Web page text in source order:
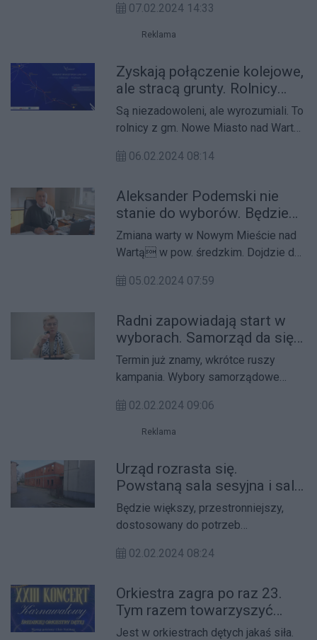
Rolnicy przygotowują się do
kolejnego protestu.
07.02.2024 14:33
Reklama
Zyskają połączenie kolejowe,
ale stracą grunty. Rolnicy
mają dylemat
Są niezadowoleni, ale wyrozumiali. To
rolnicy z gm. Nowe Miasto nad Wartą
zostać wywłaszczone pod budowę
06.02.2024 08:14
Aleksander Podemski nie
stanie do wyborów. Będzie
nowy wójt
Zmiana warty w Nowym Mieście nad
Wartą w pow. średzkim. Dojdzie do
05.02.2024 07:59
Radni zapowiadają start w
wyborach. Samorząd da się
lubić
Termin już znamy, wkrótce ruszy
kampania. Wybory samorządowe
powiatowi ze Środy Wielkopolskiej
decyzję o starcie już podjęli.
02.02.2024 09:06
Reklama
Urząd rozrasta się.
Powstaną sala sesyjna i sala
ślubów
Będzie większy, przestronniejszy,
dostosowany do potrzeb
rozbudowa Urzędu Gminy w Nowym
02.02.2024 08:24
Orkiestra zagra po raz 23.
Tym razem towarzyszyć
będzie jej chór
Jest w orkiestrach dętych jakaś siła.